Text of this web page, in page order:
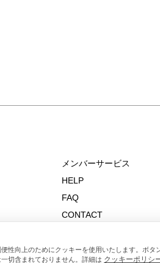
メンバーサービス
HELP
FAQ
CONTACT
性向上のためにクッキーを使用いたします。ボ
切含まれておりません。詳細は クッキーポリシ